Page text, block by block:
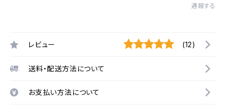
通報する
レビュー (12)
送料・配送方法について
お支払い方法について